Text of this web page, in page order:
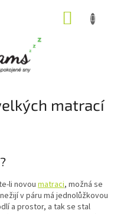
matrací
li novou matraci, možná se
v páru má jednolůžkovou
a prostor, a tak se stal